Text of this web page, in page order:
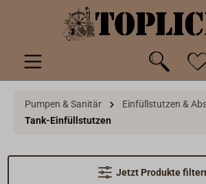
springen
Pumpen & Sanitär
Einfüllstutzen &
Tank-Einfüllstutzen
Jetzt Produkte